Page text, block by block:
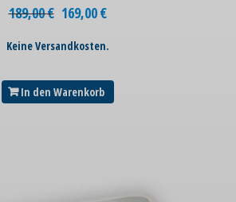
189,00€ 169,00€
Keine Versandkosten.
In den Warenkorb